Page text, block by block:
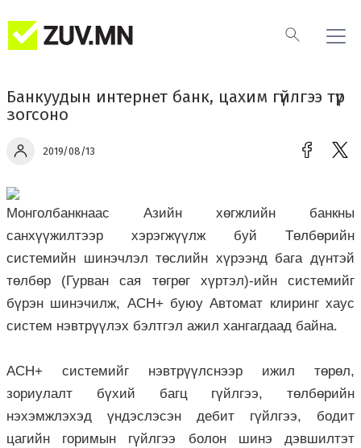
Банкуудын интернет банк, цахим гүйлгээ түр
зогсоно
2019/08/13
Монголбанкнаас Азийн хөгжлийн банкны
санхүүжилтээр хэрэгжүүлж буй Төлбөрийн
системийн шинэчлэл төслийн хүрээнд бага дүнтэй
төлбөр (Гурван сая төгрөг хүртэл)-ийн системийг
бүрэн шинэчилж, ACH+ буюу Автомат клиринг хаус
cистем нэвтрүүлэх бэлтгэл ажил хангагдаад байна.
АСН+ системийг нэвтрүүлснээр ижил төрөл,
зориулалт бүхий багц гүйлгээ, төлбөрийн
нэхэмжлэхэд үндэслэсэн дебит гүйлгээ, бодит
цагийн горимын гүйлгээ болон шинэ дэвшилтэт